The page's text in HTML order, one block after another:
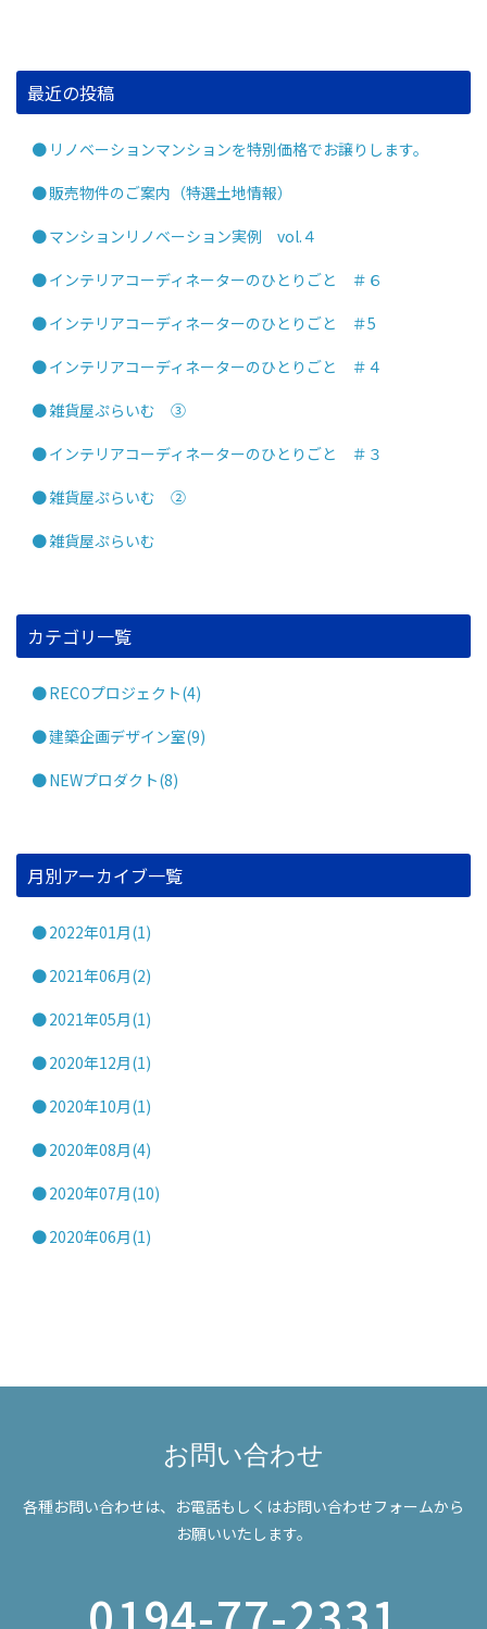
最近の投稿
リノベーションマンションを特別価格でお譲りします。
販売物件のご案内（特選土地情報）
マンションリノベーション実例 vol.４
インテリアコーディネーターのひとりごと ＃６
インテリアコーディネーターのひとりごと ＃5
インテリアコーディネーターのひとりごと ＃４
雑貨屋ぷらいむ ③
インテリアコーディネーターのひとりごと ＃３
雑貨屋ぷらいむ ②
雑貨屋ぷらいむ
カテゴリ一覧
RECOプロジェクト(4)
建築企画デザイン室(9)
NEWプロダクト(8)
月別アーカイブ一覧
2022年01月(1)
2021年06月(2)
2021年05月(1)
2020年12月(1)
2020年10月(1)
2020年08月(4)
2020年07月(10)
2020年06月(1)
お問い合わせ
各種お問い合わせは、お電話もしくはお問い合わせフォームから
お願いいたします。
0194-77-2331